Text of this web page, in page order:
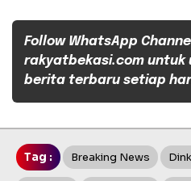
Follow WhatsApp
rakyatbekasi.com untuk
berita terbaru setiap
Tag : Breaking News